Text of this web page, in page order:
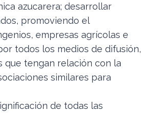
azucarera; desarrollar
promoviendo el
empresas agrícolas e
todos los medios de difusión,
que tengan relación con la
similares para
de todas las